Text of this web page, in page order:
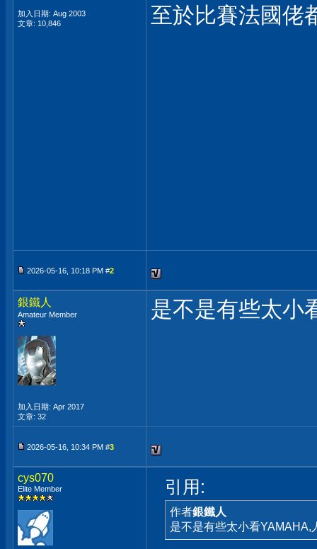
加入日期: Aug 2003
文章: 10,846
至於比賽法國佬
2026-05-16, 10:18 PM #2
銀鐵人
Amateur Member
加入日期: Apr 2017
文章: 32
是不是有些太小
2026-05-16, 10:34 PM #3
cys070
Elite Member 引用:
作者銀鐵人
是不是有些太小看YAMAHA,